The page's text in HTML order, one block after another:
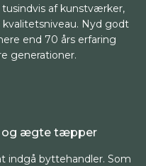
tusindvis af kunstværker,
Nyd godt
end 70 års erfaring
generationer.
og ægte tæpper
indgå byttehandler. Som